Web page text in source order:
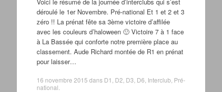
déroulé le 1er Novembre. Pré-national Et 1 et 2 et 3
zéro !! La prénat fête sa 3ème victoire d’affilée
avec les couleurs d’haloween 🙂 Victoire 7 à 1 face
à La Bassée qui conforte notre première place au
classement. Aude Richard montée de R1 en prénat
pour laisser…
16 novembre 2015 dans D1 D2 D3 D6 Interclub Pré-
national